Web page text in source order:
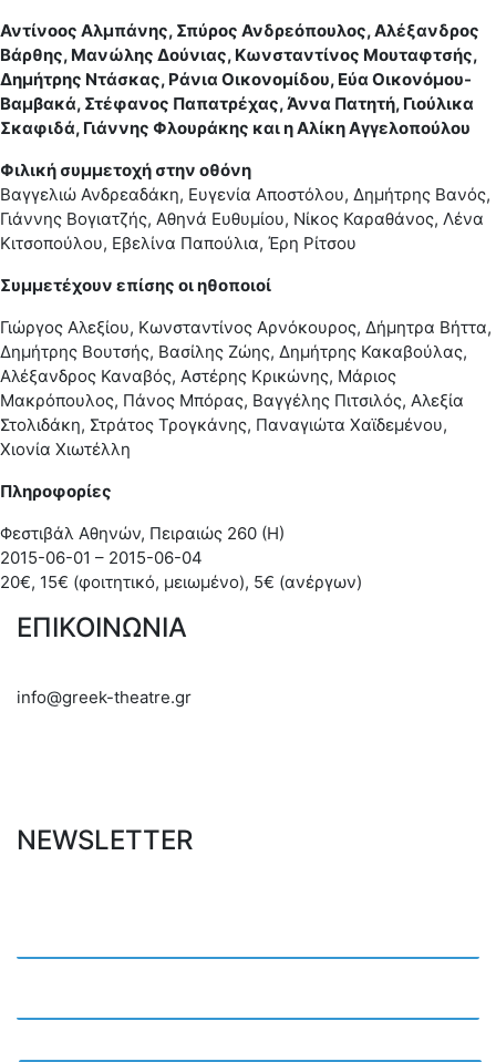
Αντίνοος Αλμπάνης, Σπύρος Ανδρεόπουλος, Αλέξανδρος
Βάρθης, Μανώλης Δούνιας, Κωνσταντίνος Μουταφτσής,
Δημήτρης Ντάσκας, Ράνια Οικονομίδου, Εύα Οικονόμου-
Βαμβακά, Στέφανος Παπατρέχας, Άννα Πατητή, Γιούλικα
Σκαφιδά, Γιάννης Φλουράκης και η Αλίκη Αγγελοπούλου
Φιλική συμμετοχή στην οθόνη
Βαγγελιώ Ανδρεαδάκη, Ευγενία Αποστόλου, Δημήτρης Βανός,
Γιάννης Βογιατζής, Αθηνά Ευθυμίου, Νίκος Καραθάνος, Λένα
Κιτσοπούλου, Εβελίνα Παπούλια, Έρη Ρίτσου
Συμμετέχουν επίσης οι ηθοποιοί
Γιώργος Αλεξίου, Κωνσταντίνος Αρνόκουρος, Δήμητρα Βήττα,
Δημήτρης Βουτσής, Βασίλης Ζώης, Δημήτρης Κακαβούλας,
Αλέξανδρος Καναβός, Αστέρης Κρικώνης, Μάριος
Μακρόπουλος, Πάνος Μπόρας, Βαγγέλης Πιτσιλός, Αλεξία
Στολιδάκη, Στράτος Τρογκάνης, Παναγιώτα Χαϊδεμένου,
Χιονία Χιωτέλλη
Πληροφορίες
Φεστιβάλ Αθηνών, Πειραιώς 260 (Η)
2015-06-01 – 2015-06-04
20€, 15€ (φοιτητικό, μειωμένο), 5€ (ανέργων)
ΕΠΙΚΟΙΝΩΝΙΑ
info@greek-theatre.gr
NEWSLETTER